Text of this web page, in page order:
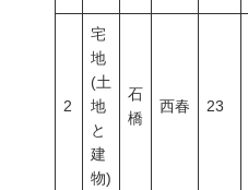
2
宅
地
(土
地
と
建
物)
石
橋
西春 23